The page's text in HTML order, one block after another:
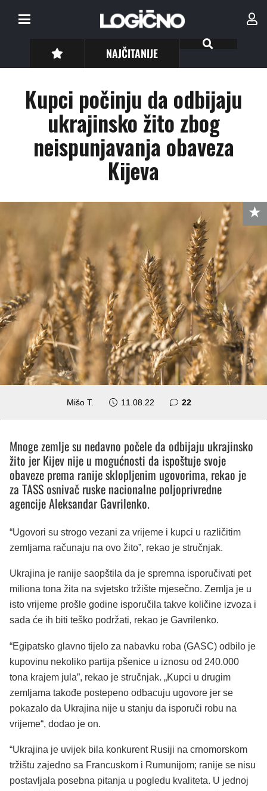
NAJČITANIJE
Kupci počinju da odbijaju
ukrajinsko žito zbog
neispunjavanja obaveza
Kijeva
Mišo T. 11.08.22 22komentara
Mnoge zemlje su nedavno počele da odbijaju ukrajinsko
žito jer Kijev nije u mogućnosti da ispoštuje svoje
obaveze prema ranije sklopljenim ugovorima, rekao je
za TASS osnivač ruske nacionalne poljoprivredne
agencije Aleksandar Gavrilenko.
“Ugovori su strogo vezani za vrijeme i kupci u različitim
zemljama računaju na ovo žito”, rekao je stručnjak.
Ukrajina je ranije saopštila da je spremna isporučivati ​​pet
miliona tona žita na svjetsko tržište mjesečno. Zemlja je u
isto vrijeme prošle godine isporučila takve količine izvoza i
sada će ih biti teško podržati, rekao je Gavrilenko.
“Egipatsko glavno tijelo za nabavku roba (GASC) odbilo je
kupovinu nekoliko partija pšenice u iznosu od 240.000
tona krajem jula”, rekao je stručnjak. „Kupci u drugim
zemljama takođe postepeno odbacuju ugovore jer se
pokazalo da Ukrajina nije u stanju da isporuči robu na
vrijeme“, dodao je on.
“Ukrajina je uvijek bila konkurent Rusiji na crnomorskom
tržištu zajedno sa Francuskom i Rumunijom; ranije se nisu
postavljala posebna pitanja u pogledu kvaliteta. U jednoj